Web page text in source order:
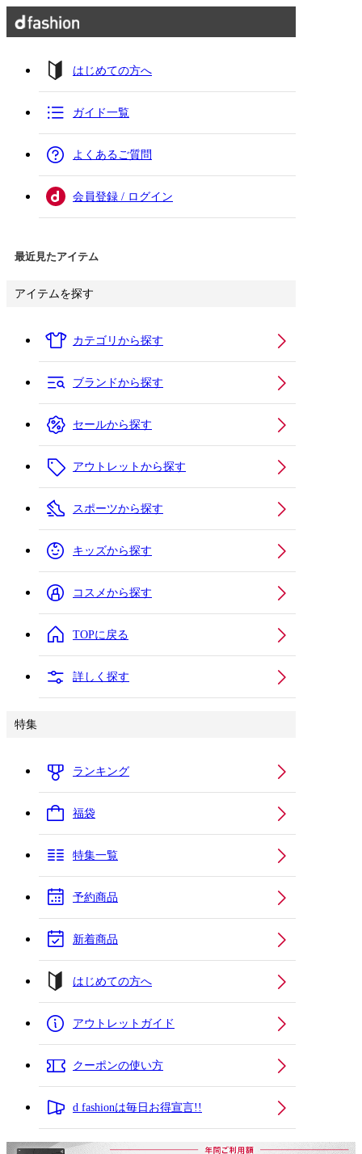
はじめての方へ
ガイド一覧
よくあるご質問
会員登録 / ログイン
最近見たアイテム
アイテムを探す
カテゴリから探す
ブランドから探す
セールから探す
アウトレットから探す
スポーツから探す
キッズから探す
コスメから探す
TOPに戻る
詳しく探す
特集
ランキング
福袋
特集一覧
予約商品
新着商品
はじめての方へ
アウトレットガイド
クーポンの使い方
d fashionは毎日お得宣言!!